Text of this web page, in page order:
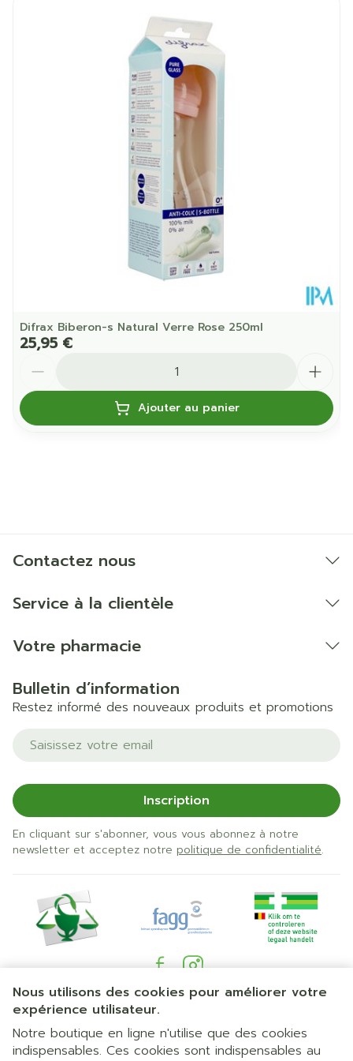
Nous utilisons des cookies pour améliorer votre
expérience utilisateur.
Notre boutique en ligne n'utilise que des cookies
indispensables. Ces cookies sont indispensables au
201 mm
73 mm
250
Température ambiante (15°C -
25°C)
Difrax Biberon-s Natural Verre Rose 250ml
25,95 €
Ajouter au panier
Contactez nous
Service à la clientèle
Votre pharmacie
Bulletin d’information
Restez informé des nouveaux produits et promotions
Adresse mail
Inscription
En cliquant sur s'abonner, vous vous abonnez à notre
newsletter et acceptez notre politique de confidentialité.
Liens légaux